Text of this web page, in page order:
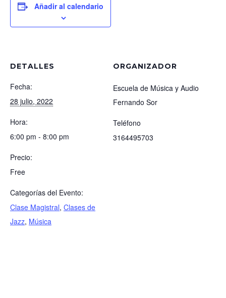
Añadir al calendario
DETALLES
Fecha:
28 julio, 2022
Hora:
6:00 pm - 8:00 pm
Precio:
Free
Categorías del Evento:
Clase Magistral, Clases de
Jazz, Música
ORGANIZADOR
Escuela de Música y Audio
Fernando Sor
Teléfono
3164495703